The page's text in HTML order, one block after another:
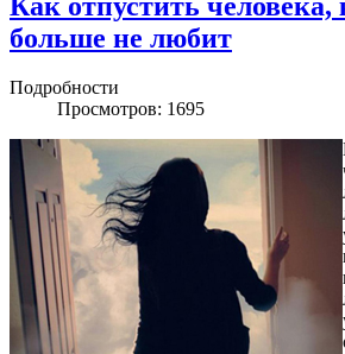
больше не любит
Подробности
Просмотров: 1695